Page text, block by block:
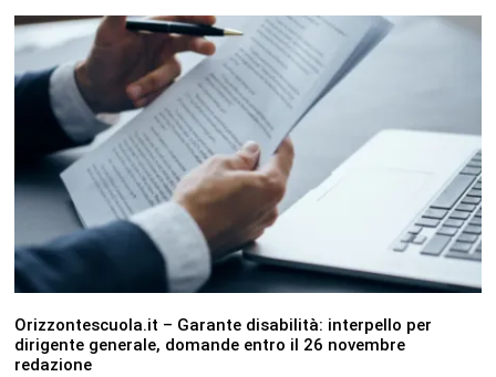
Orizzontescuola.it – Garante disabilità: interpello per
dirigente generale, domande entro il 26 novembre
redazione